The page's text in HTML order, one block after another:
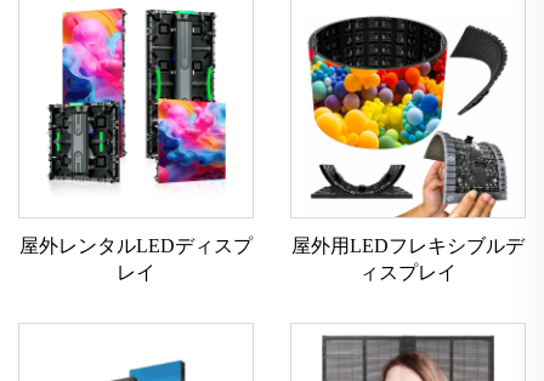
屋外レンタルLEDディスプ
レイ
屋外用LEDフレキシブルデ
ィスプレイ